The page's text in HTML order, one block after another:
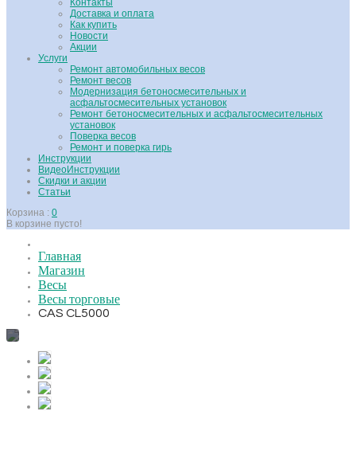
Контакты
Доставка и оплата
Как купить
Новости
Акции
Услуги
Ремонт автомобильных весов
Ремонт весов
Модернизация бетоносмесительных и
асфальтосмесительных установок
Ремонт бетоносмесительных и асфальтосмесительных
установок
Поверка весов
Ремонт и поверка гирь
Инструкции
ВидеоИнструкции
Скидки и акции
Статьи
Корзина : 0
В корзине пусто!
Главная
Магазин
Весы
Весы торговые
CAS CL5000